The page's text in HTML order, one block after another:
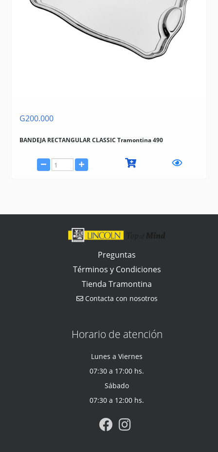
G200.000
BANDEJA RECTANGULAR CLASSIC Tramontina 490
Preguntas
Términos y Condiciones
Tienda Tramontina
Contacta con nosotros
Horario de atención
Lunes a Viernes
07:30 a 17:00 hs.
Sábado
07:30 a 12:00 hs.